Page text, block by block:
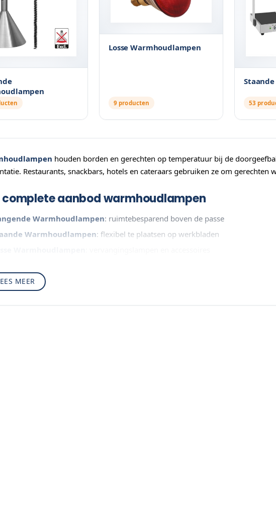
Losse Warmhoudlampen
9 producten 53
houden borden en gerechten op temperatuur bij de
Restaurants, snackbars, hotels en cateraars gebruiken ze om
complete aanbod warmhoudlampen
Warmhoudlampen: ruimtebesparend boven de passe
Warmhoudlampen: flexibel te plaatsen op werkbladen
alle subcategorieën warmhoudlampen en vind de oplossing die past bij uw
MEER